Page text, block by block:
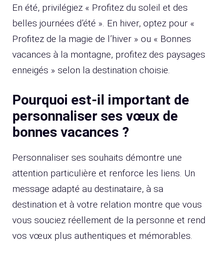
En été, privilégiez « Profitez du soleil et des
belles journées d’été ». En hiver, optez pour «
Profitez de la magie de l’hiver » ou « Bonnes
vacances à la montagne, profitez des paysages
enneigés » selon la destination choisie.
Pourquoi est-il important de
personnaliser ses vœux de
bonnes vacances ?
Personnaliser ses souhaits démontre une
attention particulière et renforce les liens. Un
message adapté au destinataire, à sa
destination et à votre relation montre que vous
vous souciez réellement de la personne et rend
vos vœux plus authentiques et mémorables.